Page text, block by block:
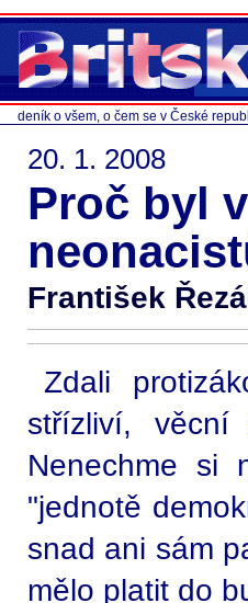
deník o všem, o čem se v České
20. 1. 2008
Proč byl
František
Zdali
střízliví,
Nenechme si
"jednotě
snad ani sám
mělo platit do